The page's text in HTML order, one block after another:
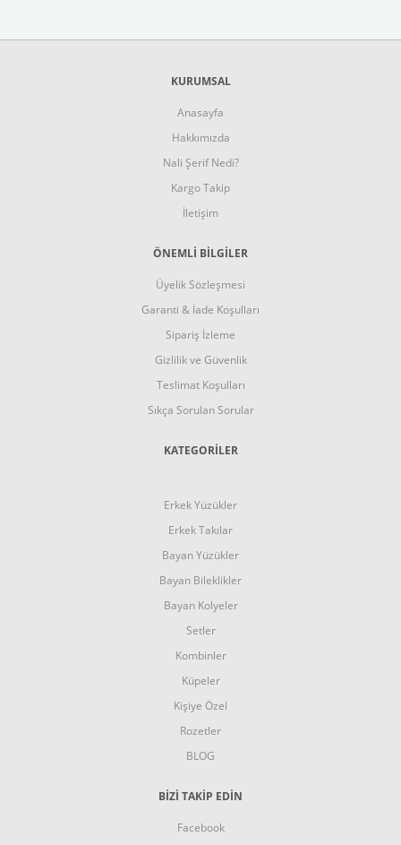
KURUMSAL
Anasayfa
Hakkımızda
Nali Şerif Nedi?
Kargo Takip
İletişim
ÖNEMLİ BİLGİLER
Üyelik Sözleşmesi
Garanti & İade Koşulları
Sipariş İzleme
Gizlilik ve Güvenlik
Teslimat Koşulları
Sıkça Sorulan Sorular
KATEGORİLER
Erkek Yüzükler
Erkek Takılar
Bayan Yüzükler
Bayan Bileklikler
Bayan Kolyeler
Setler
Kombinler
Küpeler
Kişiye Özel
Rozetler
BLOG
BİZİ TAKİP EDİN
Facebook